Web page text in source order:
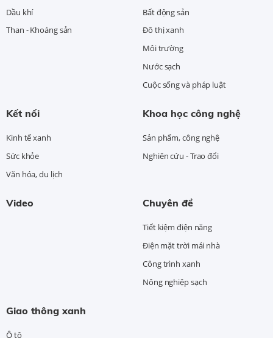
Dầu khí
Than - Khoáng sản
Bất động sản
Đô thị xanh
Môi trường
Nước sạch
Cuộc sống và pháp luật
Kết nối
Kinh tế xanh
Sức khỏe
Văn hóa, du lịch
Khoa học công nghệ
Sản phẩm, công nghệ
Nghiên cứu - Trao đổi
Video Chuyên đề
Tiết kiệm điện năng
Điện mặt trời mái nhà
Công trình xanh
Nông nghiệp sạch
Giao thông xanh
Ô tô